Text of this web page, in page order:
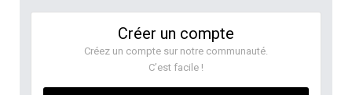
Créer un compte
Créez un compte sur notre communauté.
C’est facile !